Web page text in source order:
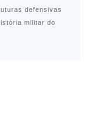
defensivas
militar do